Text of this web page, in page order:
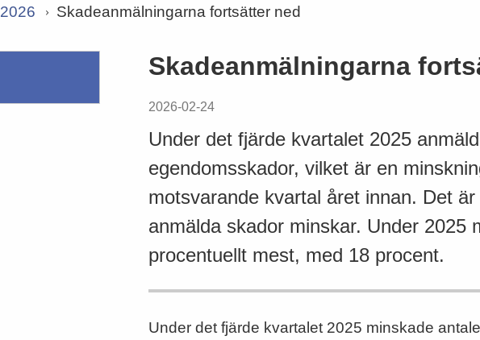
2026 Skadeanmälningarna fortsätter ned
Skadeanmälningarna
2026-02-24
Under det fjärde kvartalet 2025
egendomsskador, vilket är en
motsvarande kvartal året innan. Det
anmälda skador minskar. Under 2025
procentuellt mest, med 18 procent.
Under det fjärde kvartalet 2025 minskade